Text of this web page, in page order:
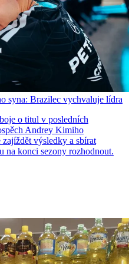
syna: Brazilec vychvaluje lídra
o titul v posledních
Andrey Kimiho
výsledky a sbírat
na konci sezony rozhodnout.